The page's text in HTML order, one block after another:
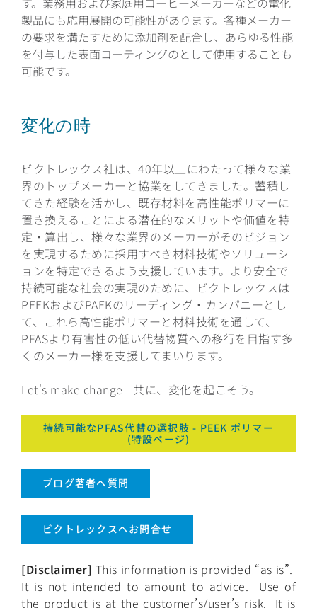
製品にも応用展開の可能性があります。各種メーカー
の要求を満たすために添加剤を配合し、あらゆる性能
を付与した表面コーティングのとして使用することも
可能です。
変化の時
ビクトレックス社は、40年以上にわたって様々な業
界のトップメーカーと協業をしてきました。蓄積し
てきた経験を活かし、既存材料を高性能ポリマーに
置き換えることによる潜在的なメリットや価値を特
定・算出し、様々な業界のメーカーがそのビジョン
を実現するために採用すべき材料技術やソリューシ
ョンを特定できるよう支援しています。より安全で
持続可能な社会の実現のために、ビクトレックスは
PEEKおよびPAEKのリーディング・カンパニーとし
て、これら高性能ポリマーと材料技術を通して、
PFASより有害性の低い代替物質への移行を目指す多
くのメーカー様を支援してまいります。
Let's make change - 共に、変化を起こそう。
持続可能なPFAS代替の選択肢 - PEEK ポリマー
(特設ページ)
ブログ著者へ質問
ビクトレックスへお問合せ
[Disclaimer] This information is provided “as is”.
It is not intended to amount to advice. Use of
the product is at the customer’s/user’s risk. It is